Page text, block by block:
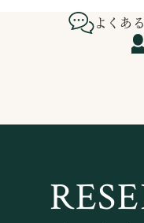
よくあ